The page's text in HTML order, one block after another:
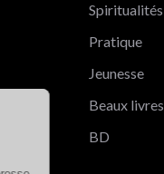
Spiritualités
Pratique
Jeunesse
Beaux livres
BD